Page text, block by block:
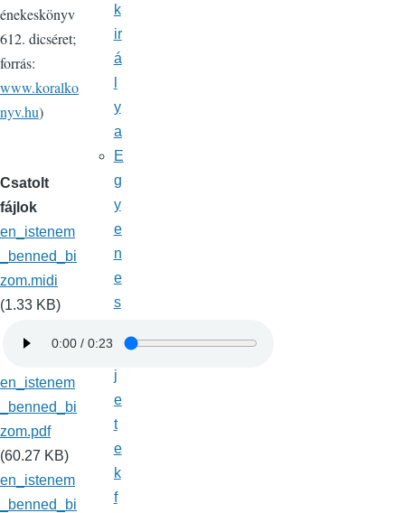
énekeskönyv
612. dicséret;
forrás:
www.koralko
nyv.hu)
Csatolt
fájlok
en_istenem
_benned_bi
zom.midi
(1.33 KB)
en_istenem
_benned_bi
zom.pdf
(60.27 KB)
en_istenem
_benned_bi
k
ir
á
y
a
E
g
y
e
n
e
s
j
e
t
e
k
f